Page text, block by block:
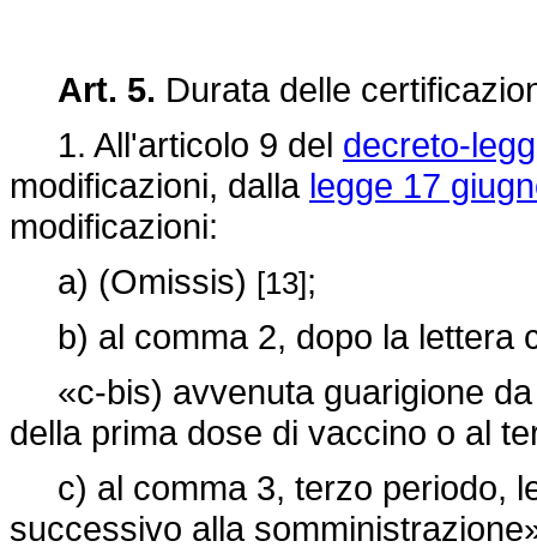
Art. 5. Durata delle
1. All'articolo 9 del decreto-
modificazioni, dalla legge 17
modificazioni:
a) (Omissis) [13];
b) al comma 2, dopo la lettera
«c-bis) avvenuta guarigione da
della prima dose di vaccino o al
c) al comma 3, terzo periodo,
successivo alla